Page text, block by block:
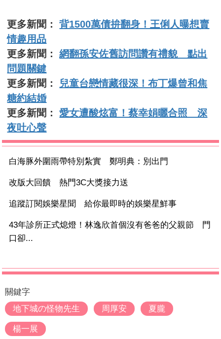
更多新聞：背1500萬債拚翻身！王俐人曝想賣
情趣用品
更多新聞：網翻孫安佐舊訪問讚有禮貌 點出
問題關鍵
更多新聞： 兒童台戀情藏很深！布丁爆曾和焦
糖約結婚
更多新聞：愛女遭酸炫富！蔡幸娟曬合照 深
夜吐心聲
白海豚外圍雨帶特別紮實 鄭明典：別出門
改版大回饋 熱門3C大獎接力送
追蹤訂閱娛樂星聞 給你最即時的娛樂星鮮事
43年診所正式熄燈！林逸欣首個沒有爸爸的父親節 門
口卻...
關鍵字
地下城の怪物先生
周厚安 夏朧
楊一展